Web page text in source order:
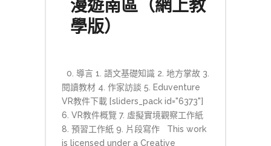
漫遊南區（網上教
學版）
0. 導言 1. 語文基礎知識 2. 地方掌故 3.
閱讀教材 4. 作家訪談 5. Eduventure
VR教件下載 [sliders_pack id="6373"]
6. VR教件概覽 7. 虛擬實境觀察工作紙
8. 預習工作紙 9. 片段寫作 This work
is licensed under a Creative